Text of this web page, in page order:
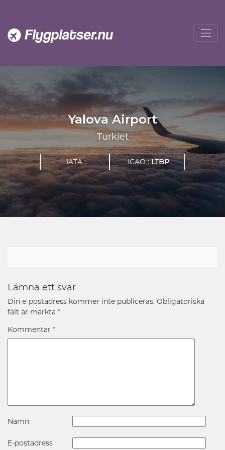
Yalova Airport
Turkiet
IATA : ICAO :LTBP
Lämna ett svar
Din e-postadress kommer inte publiceras. Obligatoriska
fält är märkta *
Kommentar *
Namn
E-postadress